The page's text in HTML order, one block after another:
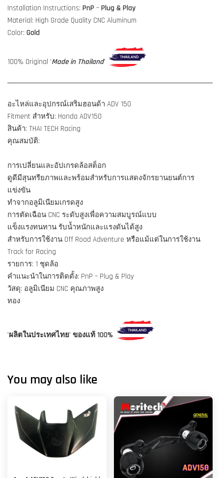
Installation Instructions: PnP – Plug & Play
Material: High Grade Quality CNC Aluminum
Color: Gold
100% Original 'Made in Thailand'
อะไหล่และอุปกรณ์เสริมฮอนด้า ADV 150
Fitment สำหรับ: Honda ADV150
สินค้า: THAI TECH Racing
คุณสมบัติ:
การเปลี่ยนและอัปเกรดล้อสต็อก
ดูดีมีสุนทรียภาพและพร้อมสำหรับการแสดงจักรยานยนต์การ
แข่งขัน
ทำจากอลูมิเนียมเกรดสูง
การตัดเฉือน CNC ระดับสูงเพื่อความสมบูรณ์แบบ
แข็งแรงทนทาน รับน้ำหนักและแรงดันได้สูง
สำหรับการใช้งาน Off Road Adventure หรือแม้แต่ในการใช้งาน
Track for Racing
รายการ: 1 ชุดล้อ
คำแนะนำในการติดตั้ง: PnP – Plug & Play
วัสดุ: อลูมิเนียม CNC คุณภาพสูง
ทอง
'ผลิตในประเทศไทย' ของแท้ 100%
You may also like